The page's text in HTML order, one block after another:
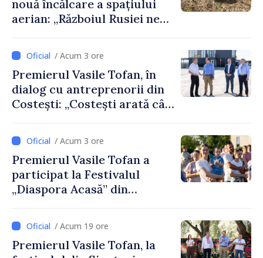
nouă încălcare a spațiului
aerian: „Războiul Rusiei ne
/ Acum 3 ore
Premierul Vasile Tofan, în
dialog cu antreprenorii din
Costești: „Costești arată cât
comunitate atunci când
există inițiativă, muncă și
spirit antreprenorial”
/ Acum 3 ore
Premierul Vasile Tofan a
participat la Festivalul
„Diaspora Acasă” din
/ Acum 19 ore
Premierul Vasile Tofan, la